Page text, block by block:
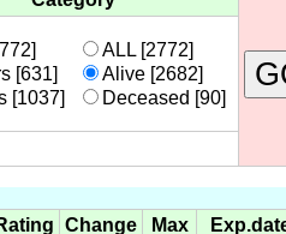
[631]
[1037]
ALL [2772]
Alive [2682]
Deceased [90]
Change Max